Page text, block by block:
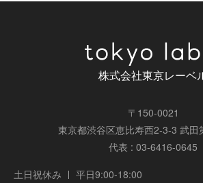
株式会社東京レーベ
〒150-0021
東京都渋谷区恵比寿西2-3-3 武田
代表 : 03-6416-0645
土日祝休み
平日9:00-18:00